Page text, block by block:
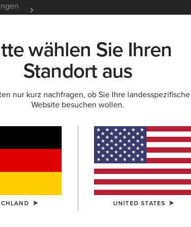
& FEATURED ARIAT LIFE OUTLET
Größenratgeber
KINDER
HOSEN SCHUHE ACCESSOIRES
wählen Sie Ihren
Standort aus
nur kurz nachfragen, ob Sie Ihre landesspezifische
Website besuchen wollen.
UNITED STATES